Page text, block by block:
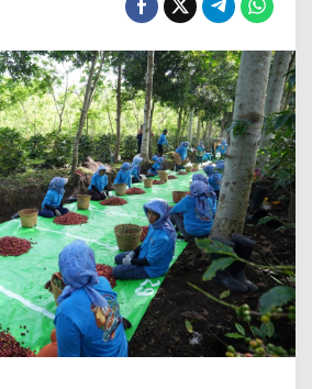
e
b
u
n
a
n
N
u
s
a
n
t
a
r
a
T